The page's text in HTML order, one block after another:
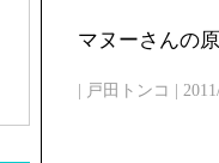
マヌーさんの
| 戸田トンコ |